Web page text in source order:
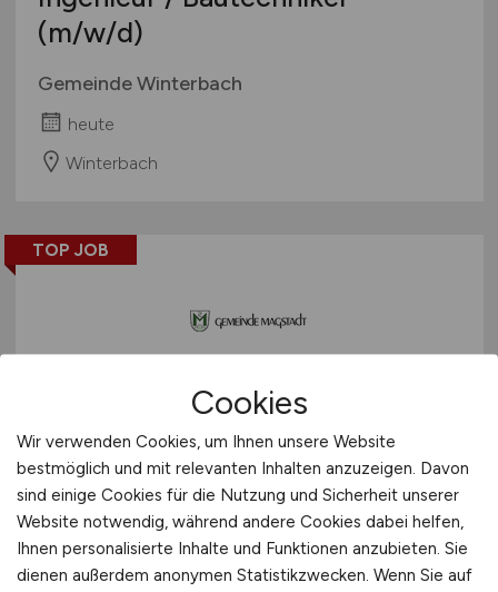
(m/w/d)
Gemeinde Winterbach
heute
Winterbach
TOP JOB
Sachgebietsleitung für
denBereich Tiefbau(m/w/d)
Gemeinde Magstadt
heute
Magstadt
Cookies
Wir verwenden Cookies, um Ihnen unsere Website
bestmöglich und mit relevanten Inhalten anzuzeigen. Davon
sind einige Cookies für die Nutzung und Sicherheit unserer
Website notwendig, während andere Cookies dabei helfen,
Ihnen personalisierte Inhalte und Funktionen anzubieten. Sie
dienen außerdem anonymen Statistikzwecken. Wenn Sie auf